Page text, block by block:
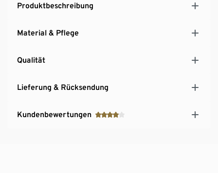
Produktbeschreibung
Material & Pflege
Qualität
Lieferung & Rücksendung
Kundenbewertungen